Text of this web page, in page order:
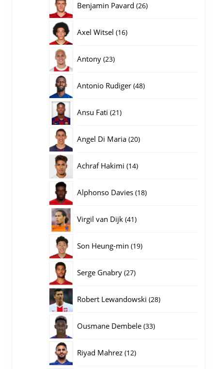
Benjamin Pavard 2626
Axel Witsel 1616
Antony 2323
Antonio Rudiger 4848
Ansu Fati 2121
Angel Di Maria 2020
Achraf Hakimi 1414
Alphonso Davies 1818
Virgil van Dijk 4141
Son Heung-min 1919
Serge Gnabry 2727
Robert Lewandowski 2828
Ousmane Dembele 3333
Riyad Mahrez 1212